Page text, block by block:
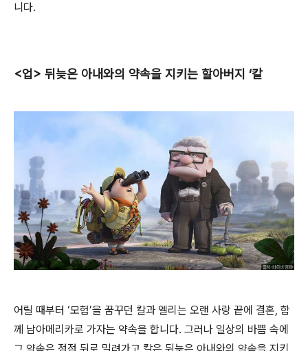
니다.
<업> 뒤늦은 아내와의 약속을 지키는 할아버지 ‘칼
어릴 때부터 ‘모험’을 꿈꾸던 칼과 엘리는 오랜 사랑 끝에 결혼, 함
께 남아메리카로 가자는 약속을 합니다. 그러나 일상의 바쁨 속에